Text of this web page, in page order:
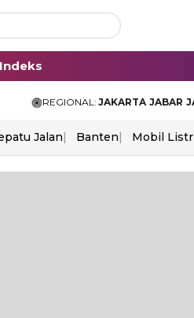
Indeks
REGIONAL: JAKARTA JABAR
Jalan Banten Mobil